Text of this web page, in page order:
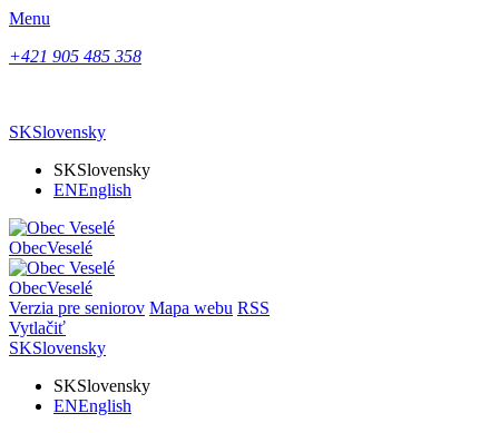
Menu
+421 905 485 358
SKSlovensky
SKSlovensky
ENEnglish
ObecVeselé
ObecVeselé
Verzia pre seniorov Mapa webu RSS
Vytlačiť
SKSlovensky
SKSlovensky
ENEnglish